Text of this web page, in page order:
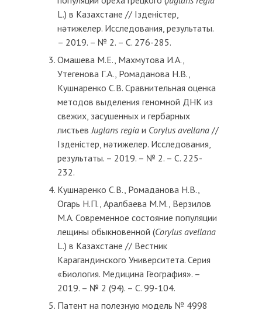
L.) в Казахстане // Ізденістер,
нәтижелер. Исследования, результаты.
– 2019. – № 2. – С. 276-285.
Омашева М.Е., Махмутова И.А.,
Утегенова Г.А., Ромаданова Н.В.,
Кушнаренко С.В. Сравнительная оценка
методов выделения геномной ДНК из
свежих, засушенных и гербарных
листьевJuglans regia и Corylus avellana //
Ізденістер, нәтижелер. Исследования,
результаты. – 2019. – № 2. – С. 225-
232.
Кушнаренко С.В., Ромаданова Н.В.,
Огарь Н.П., Аралбаева М.М., Верзилов
М.А. Современное состояние популяции
лещины обыкновенной (Corylus avellana
L.) в Казахстане // Вестник
Карагандинского Университета. Серия
«Биология. Медицина География». –
2019. – № 2 (94). – С. 99-104.
Патент на полезную модель № 4998